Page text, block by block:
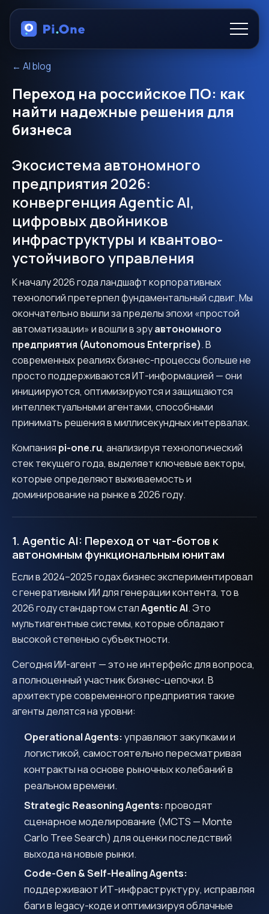
Products
About
RU
← AI blog
Переход на российское ПО: как
найти надежные решения для
бизнеса
Экосистема автономного
предприятия 2026:
конвергенция Agentic AI,
цифровых двойников
инфраструктуры и квантово-
устойчивого управления
К началу 2026 года ландшафт корпоративных
технологий претерпел фундаментальный сдвиг. Мы
окончательно вышли за пределы эпохи «простой
автоматизации» и вошли в эруавтономного
предприятия (Autonomous Enterprise). В
современных реалиях бизнес-процессы больше не
просто поддерживаются ИТ-информацией — они
инициируются, оптимизируются и защищаются
интеллектуальными агентами, способными
принимать решения в миллисекундных интервалах.
Компания pi-one.ru, анализируя технологический
стек текущего года, выделяет ключевые векторы,
которые определяют выживаемость и
доминирование на рынке в 2026 году.
1. Agentic AI: Переход от чат-ботов к
автономным функциональным юнитам
Если в 2024–2025 годах бизнес экспериментировал
с генеративным ИИ для генерации контента, то в
2026 году стандартом сталAgentic AI. Это
мультиагентные системы, которые обладают
высокой степенью субъектности.
Сегодня ИИ-агент — это не интерфейс для вопроса,
а полноценный участник бизнес-цепочки. В
архитектуре современного предприятия такие
агенты делятся на уровни:
Operational Agents:управляют закупками и
логистикой, самостоятельно пересматривая
контракты на основе рыночных колебаний в
реальном времени.
Strategic Reasoning Agents:проводят
сценарное моделирование (MCTS — Monte
Carlo Tree Search) для оценки последствий
выхода на новые рынки.
Code-Gen & Self-Healing Agents:
поддерживают ИТ-инфраструктуру, исправляя
баги в legacy-коде и оптимизируя облачные